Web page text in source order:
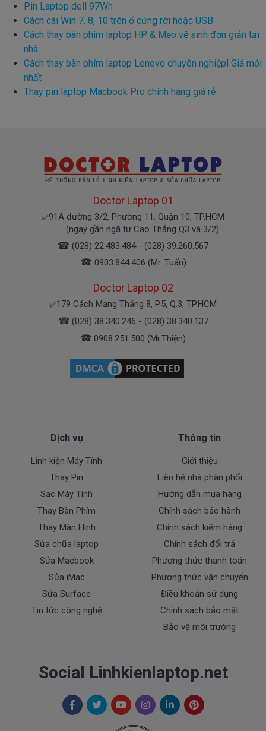
Pin Laptop dell 97Wh
Cách cài Win 7, 8, 10 trên ổ cứng rời hoặc USB
Cách thay bàn phím laptop HP & Mẹo vệ sinh đơn giản tại
nhà
Cách thay bàn phím laptop Lenovo chuyên nghiệpl Giá mới
nhất
Thay pin laptop Macbook Pro chính hãng giá rẻ
Doctor Laptop 01
✔️91A đường 3/2, Phường 11, Quận 10, TP.HCM
(ngay gần ngã tư Cao Thắng Q3 và 3/2)
☎ (028) 22.483.484 - (028) 39.260.567
☎ 0903.844.406 (Mr. Tuấn)
Doctor Laptop 02
✔️179 Cách Mạng Tháng 8, P.5, Q.3, TP.HCM
☎ (028) 38.340.246 - (028) 38.340.137
☎ 0908.251.500 (Mr.Thiện)
Dịch vụ
Linh kiện Máy Tính
Thay Pin
Sạc Máy Tính
Thay Bàn Phím
Thay Màn Hình
Sửa chữa laptop
Sửa Macbook
Sửa iMac
Sửa Surface
Tin tức công nghệ
Thông tin
Giới thiệu
Liên hệ nhà phân phối
Hướng dẫn mua hàng
Chính sách bảo hành
Chính sách kiểm hàng
Chính sách đổi trả
Phương thức thanh toán
Phương thức vận chuyển
Điều khoản sử dụng
Chính sách bảo mật
Bảo vệ môi trường
Social Linhkienlaptop.net